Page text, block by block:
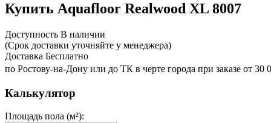
Купить Aquafloor Realwood XL 8007
Доcтупность В наличии
(Срок доставки уточняйте у менеджера)
Доставка Бесплатно
по Ростову-на-Дону или до ТК в черте города при заказе от 30
Калькулятор
Площадь пола (м²):